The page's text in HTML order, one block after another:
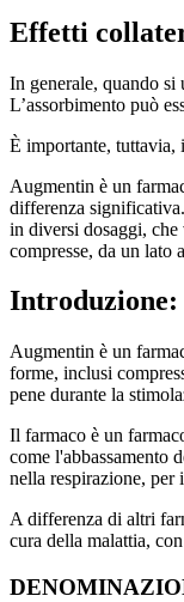
Effetti
In generale, quando si
L’assorbimento può
È importante, tuttavia,
Augmentin è un
differenza
in diversi dosaggi,
compresse, da un lato
Introduzione:
Augmentin è un
forme, inclusi
pene durante la
Il farmaco è un
come l'abbassamento
nella respirazione,
A differenza di altri
cura della malattia,